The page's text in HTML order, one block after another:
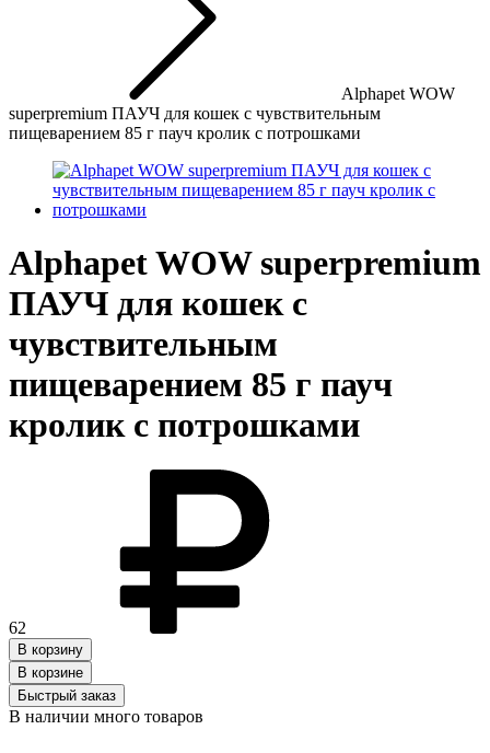
Alphapet WOW
superpremium ПАУЧ для кошек с чувствительным
пищеварением 85 г пауч кролик с потрошками
Alphapet WOW superpremium
ПАУЧ для кошек с
чувствительным
пищеварением 85 г пауч
кролик с потрошками
62
В корзину
В корзинe
Быстрый заказ
В наличии много товаров